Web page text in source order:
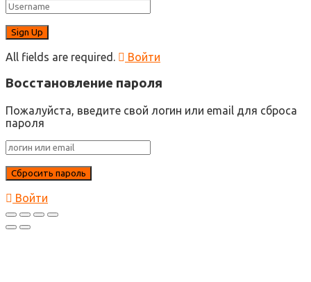
All fields are required. Войти
Восстановление пароля
Пожалуйста, введите свой логин или email для сброса
пароля
Войти